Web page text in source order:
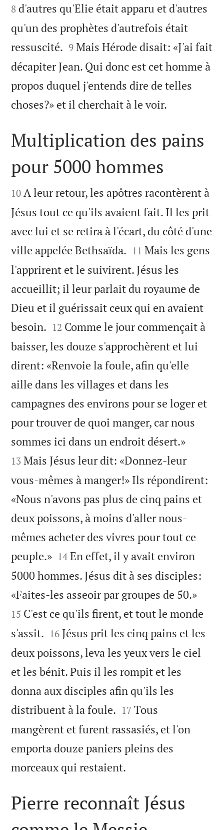
8 d'autres qu'Elie était apparu et d'autres
qu'un des prophètes d'autrefois était
ressuscité. 

9 Mais Hérode disait: «J'ai fait
décapiter Jean. Qui donc est cet homme à
propos duquel j'entends dire de telles
choses?» et il cherchait à le voir.

Multiplication des pains
pour 5000 hommes

10 A leur retour, les apôtres racontèrent à
Jésus tout ce qu'ils avaient fait. Il les prit
avec lui et se retira à l'écart, du côté d'une
ville appelée Bethsaïda. 

11 Mais les gens
l'apprirent et le suivirent. Jésus les
accueillit; il leur parlait du royaume de
Dieu et il guérissait ceux qui en avaient
besoin. 

12 Comme le jour commençait à
baisser, les douze s'approchèrent et lui
dirent: «Renvoie la foule, afin qu'elle
aille dans les villages et dans les
campagnes des environs pour se loger et
pour trouver de quoi manger, car nous
sommes ici dans un endroit désert.»
13 Mais Jésus leur dit: «Donnez-leur
vous-mêmes à manger!» Ils répondirent:
«Nous n'avons pas plus de cinq pains et
deux poissons, à moins d'aller nous-
mêmes acheter des vivres pour tout ce
peuple.»
14 En effet, il y avait environ
5000 hommes. Jésus dit à ses disciples:
«Faites-les asseoir par groupes de 50.»
15 C'est ce qu'ils firent, et tout le monde
s'assit. 

16 Jésus prit les cinq pains et les
deux poissons, leva les yeux vers le ciel
et les bénit. Puis il les rompit et les
donna aux disciples afin qu'ils les
distribuent à la foule. 

17 Tous
mangèrent et furent rassasiés, et l'on
emporta douze paniers pleins des
morceaux qui restaient.
Pierre reconnaît Jésus